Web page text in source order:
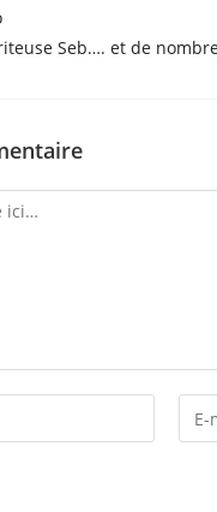
Seb…. et de